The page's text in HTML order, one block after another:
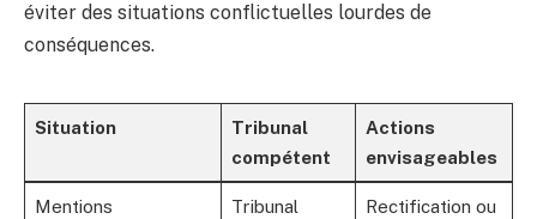
éviter des situations conflictuelles lourdes de
conséquences.
Situation
Tribunal
compétent
Actions
envisageables
Mentions
Tribunal
Rectification ou